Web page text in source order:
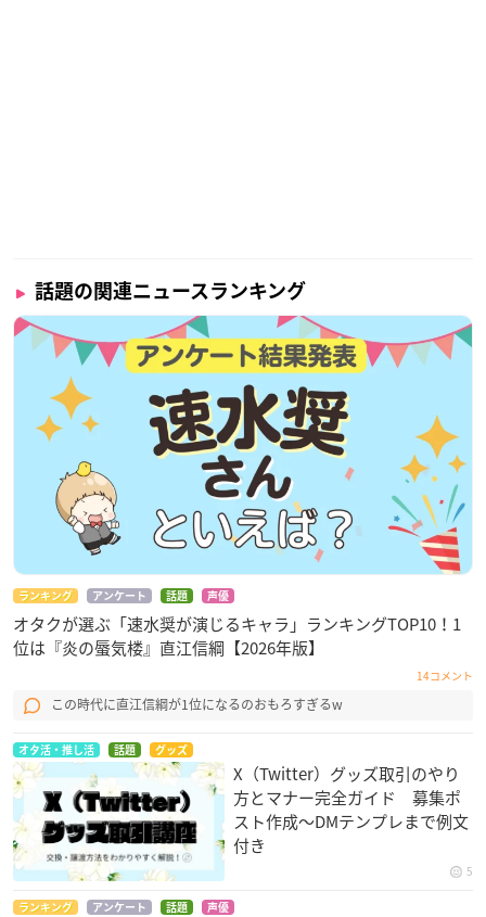
話題の関連ニュースランキング
ランキング アンケート 話題 声優
オタクが選ぶ「速水奨が演じるキャラ」ランキングTOP10！1
位は『炎の蜃気楼』直江信綱【2026年版】
14コメント
この時代に直江信綱が1位になるのおもろすぎるw
オタ活・推し活 話題 グッズ
X（Twitter）グッズ取引のやり
方とマナー完全ガイド 募集ポ
スト作成〜DMテンプレまで例文
付き
5
ランキング アンケート 話題 声優